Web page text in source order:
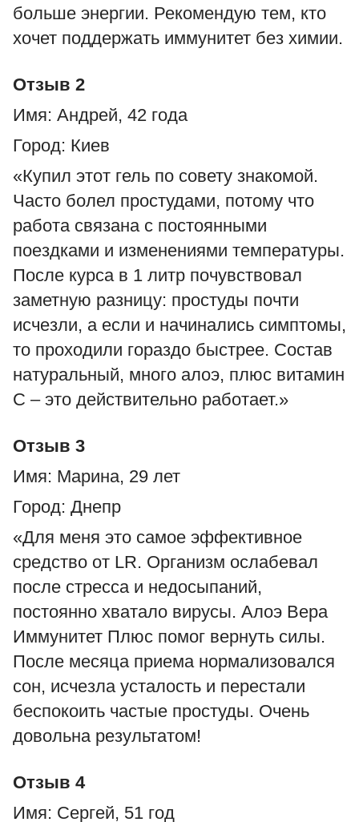
больше энергии. Рекомендую тем, кто
хочет поддержать иммунитет без химии.
Отзыв 2
Имя: Андрей, 42 года
Город: Киев
«Купил этот гель по совету знакомой.
Часто болел простудами, потому что
работа связана с постоянными
поездками и изменениями температуры.
После курса в 1 литр почувствовал
заметную разницу: простуды почти
исчезли, а если и начинались симптомы,
то проходили гораздо быстрее. Состав
натуральный, много алоэ, плюс витамин
С – это действительно работает.»
Отзыв 3
Имя: Марина, 29 лет
Город: Днепр
«Для меня это самое эффективное
средство от LR. Организм ослабевал
после стресса и недосыпаний,
постоянно хватало вирусы. Алоэ Вера
Иммунитет Плюс помог вернуть силы.
После месяца приема нормализовался
сон, исчезла усталость и перестали
беспокоить частые простуды. Очень
довольна результатом!
Отзыв 4
Имя: Сергей, 51 год